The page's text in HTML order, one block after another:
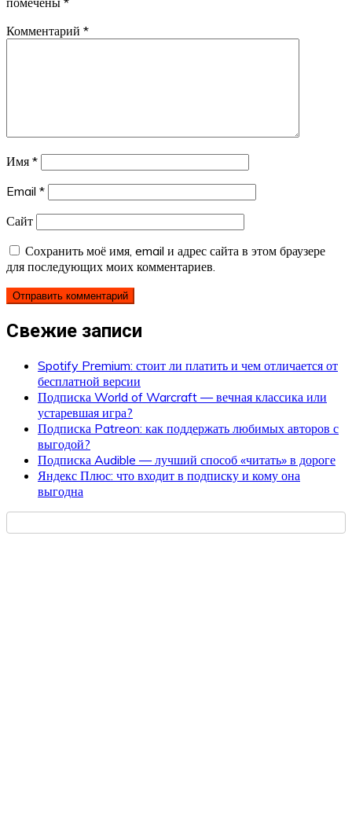
Комментарий *
Имя *
Email *
Сайт
Сохранить моё имя, email и адрес сайта в этом браузере
для последующих моих комментариев.
Свежие записи
Spotify Premium: стоит ли платить и чем отличается от
бесплатной версии
Подписка World of Warcraft — вечная классика или
устаревшая игра?
Подписка Patreon: как поддержать любимых авторов с
выгодой?
Подписка Audible — лучший способ «читать» в дороге
Яндекс Плюс: что входит в подписку и кому она
выгодна